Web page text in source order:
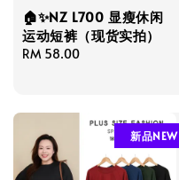
🏠✨NZ L700 显瘦休闲
运动短裤（现货实拍）
Regular
RM 58.00
新品NEW